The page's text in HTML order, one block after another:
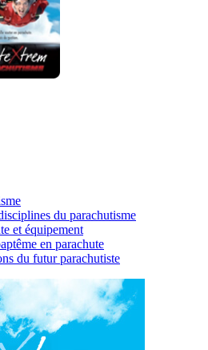
du parachutisme
et équipement
en parachute
du futur parachutiste